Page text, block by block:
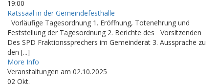
19:00
Ratssaal in der Gemeindefesthalle
Vorläufige Tagesordnung 1. Eröffnung, Totenehrung und
Feststellung der Tagesordnung 2. Berichte des Vorsitzenden
Des SPD Fraktionssprechers im Gemeinderat 3. Aussprache zu
den [...]
More Info
Veranstaltungen am 02.10.2025
02 Okt.